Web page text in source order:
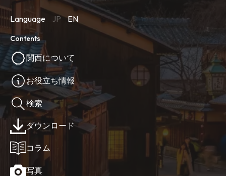
Language JP EN
Contents
関西について
お役立ち情報
検索
ダウンロード
コラム
写真